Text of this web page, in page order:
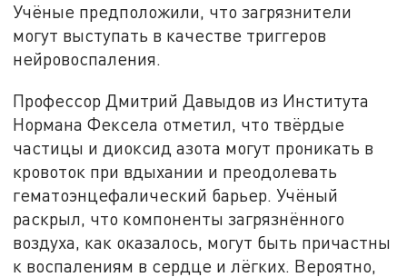
Учёные предположили, что загрязнители
могут выступать в качестве триггеров
нейровоспаления.
Профессор Дмитрий Давыдов из Института
Нормана Фексела отметил, что твёрдые
частицы и диоксид азота могут проникать в
кровоток при вдыхании и преодолевать
гематоэнцефалический барьер. Учёный
раскрыл, что компоненты загрязнённого
воздуха, как оказалось, могут быть причастны
к воспалениям в сердце и лёгких. Вероятно,